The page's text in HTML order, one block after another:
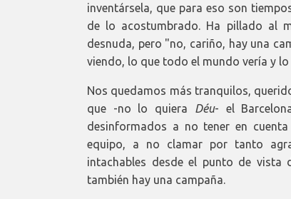
inventársela, que para eso son
de lo acostumbrado. Ha pillado al
desnuda, pero "no, cariño, hay una
viendo, lo que todo el mundo vería y
Nos quedamos más tranquilos,
que -no lo quiera Déu- el
desinformados a no tener en
equipo, a no clamar por tanto
intachables desde el punto de vista
también hay una campaña.